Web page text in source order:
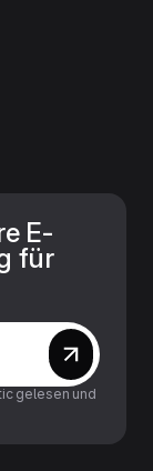
E-
für
gelesen und